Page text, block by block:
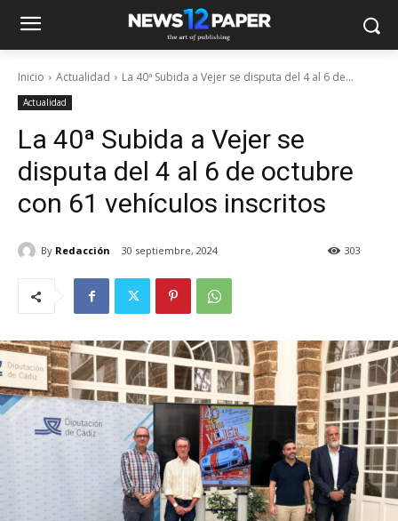
Inicio Actualidad La 40ª Subida a Vejer se disputa del 4 al 6 de...
Actualidad
La 40ª Subida a Vejer se
disputa del 4 al 6 de octubre
con 61 vehículos inscritos
By Redacción 30 septiembre, 2024 303